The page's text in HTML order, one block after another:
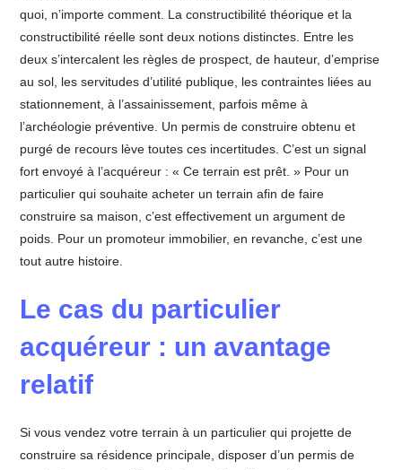
quoi, n’importe comment. La constructibilité théorique et la
constructibilité réelle sont deux notions distinctes. Entre les
deux s’intercalent les règles de prospect, de hauteur, d’emprise
au sol, les servitudes d’utilité publique, les contraintes liées au
stationnement, à l’assainissement, parfois même à
l’archéologie préventive. Un permis de construire obtenu et
purgé de recours lève toutes ces incertitudes. C’est un signal
fort envoyé à l’acquéreur : « Ce terrain est prêt. » Pour un
particulier qui souhaite acheter un terrain afin de faire
construire sa maison, c’est effectivement un argument de
poids. Pour un promoteur immobilier, en revanche, c’est une
tout autre histoire.
Le cas du particulier
acquéreur : un avantage
relatif
Si vous vendez votre terrain à un particulier qui projette de
construire sa résidence principale, disposer d’un permis de